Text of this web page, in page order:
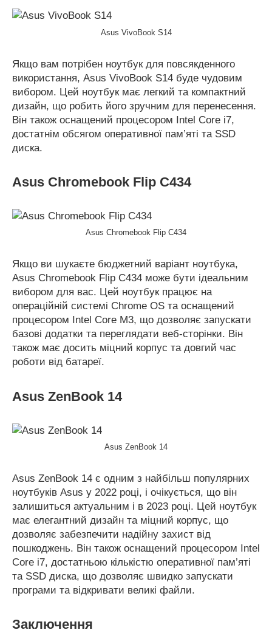
Asus VivoBook S14
Якщо вам потрібен ноутбук для повсякденного
використання, Asus VivoBook S14 буде чудовим
вибором. Цей ноутбук має легкий та компактний
дизайн, що робить його зручним для перенесення.
Він також оснащений процесором Intel Core i7,
достатнім обсягом оперативної пам’яті та SSD
диска.
Asus Chromebook Flip C434
Asus Chromebook Flip C434
Якщо ви шукаєте бюджетний варіант ноутбука,
Asus Chromebook Flip C434 може бути ідеальним
вибором для вас. Цей ноутбук працює на
операційній системі Chrome OS та оснащений
процесором Intel Core M3, що дозволяє запускати
базові додатки та переглядати веб-сторінки. Він
також має досить міцний корпус та довгий час
роботи від батареї.
Asus ZenBook 14
Asus ZenBook 14
Asus ZenBook 14 є одним з найбільш популярних
ноутбуків Asus у 2022 році, і очікується, що він
залишиться актуальним і в 2023 році. Цей ноутбук
має елегантний дизайн та міцний корпус, що
дозволяє забезпечити надійну захист від
пошкоджень. Він також оснащений процесором Intel
Core i7, достатньою кількістю оперативної пам’яті
та SSD диска, що дозволяє швидко запускати
програми та відкривати великі файли.
Заключення